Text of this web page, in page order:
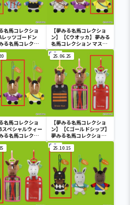
名馬コレクショ
レッツゴードン
る名馬コレクシ
コット①
【夢みる名馬コレクショ
ン】【Cウオッカ】夢みる
名馬コレクション マスコ
ット②
名馬コレクショ
スペシャルウィー
る名馬コレクシ
コット②
25.06.25
【夢みる名馬コレクショ
ン】【Cゴールドシップ】
夢みる名馬コレクション
ぬいぐるみパスケース①
25.10.15